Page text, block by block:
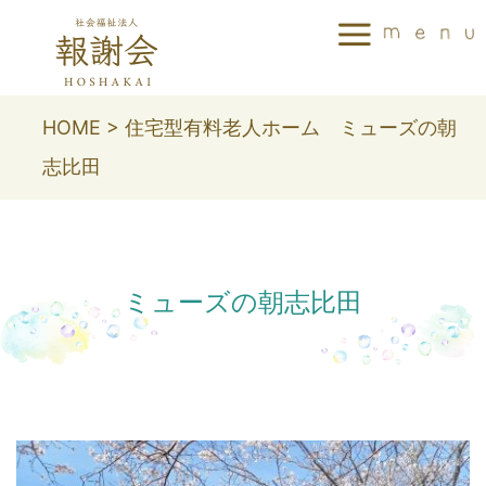
HOME > 住宅型有料老人ホーム ミューズの朝
志比田
ミューズの朝志比田